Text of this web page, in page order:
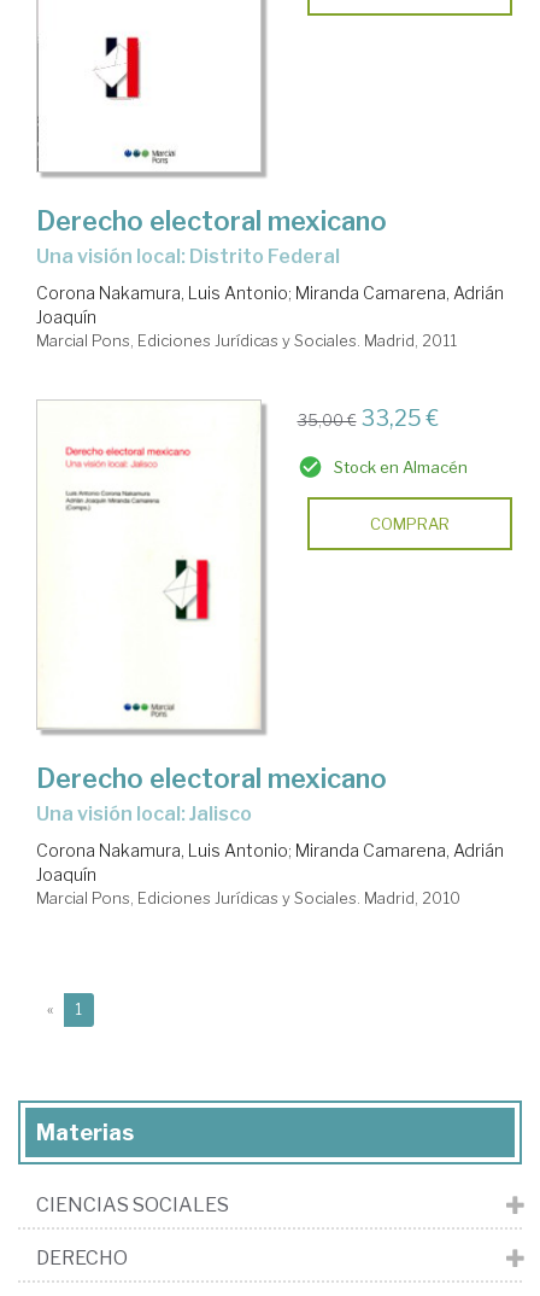
Derecho electoral mexicano
una visión local: Distrito Federal
Corona Nakamura, Luis Antonio; Miranda Camarena, Adrián
Joaquín
Marcial Pons, Ediciones Jurídicas y Sociales. Madrid, 2011
35,00 € 33,25 €
Stock en Almacén
COMPRAR
Derecho electoral mexicano
Una visión local: Jalisco
Corona Nakamura, Luis Antonio; Miranda Camarena, Adrián
Joaquín
Marcial Pons, Ediciones Jurídicas y Sociales. Madrid, 2010
« 1
Materias
CIENCIAS SOCIALES
DERECHO